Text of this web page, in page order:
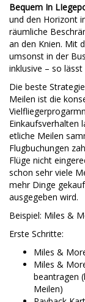
Bequem In
und den Horizont
räumliche
an den Knien. Mit
umsonst in der
inklusive – so lässt
Die beste
Meilen ist die
Einkaufsverhalten
etliche Meilen
Flugbuchungen
Flüge nicht
schon sehr viele
mehr Dinge
ausgegeben wird.
Beispiel: Miles &
Erste Schritte:
Miles &
Miles &
beantragen
Meilen)